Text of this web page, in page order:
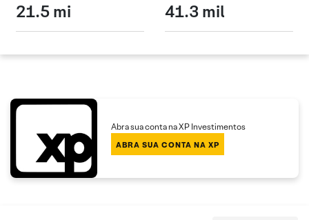
21.5 mi 41.3 mil
Abra sua conta na XP Investimentos
ABRA SUA CONTA NA XP